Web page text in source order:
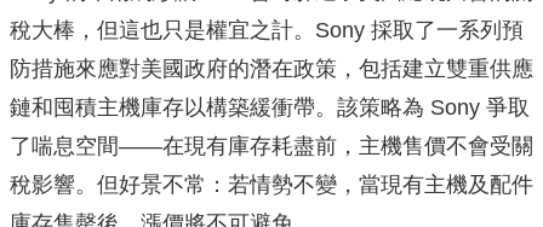
稅大棒，但這也只是權宜之計。Sony 採取了一系列預
防措施來應對美國政府的潛在政策，包括建立雙重供應
鏈和囤積主機庫存以構築緩衝帶。該策略為 Sony 爭取
了喘息空間——在現有庫存耗盡前，主機售價不會受關
稅影響。但好景不常：若情勢不變，當現有主機及配件